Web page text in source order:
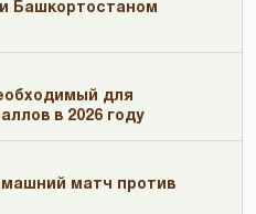
Башкортостаном
для
в 2026 году
матч против